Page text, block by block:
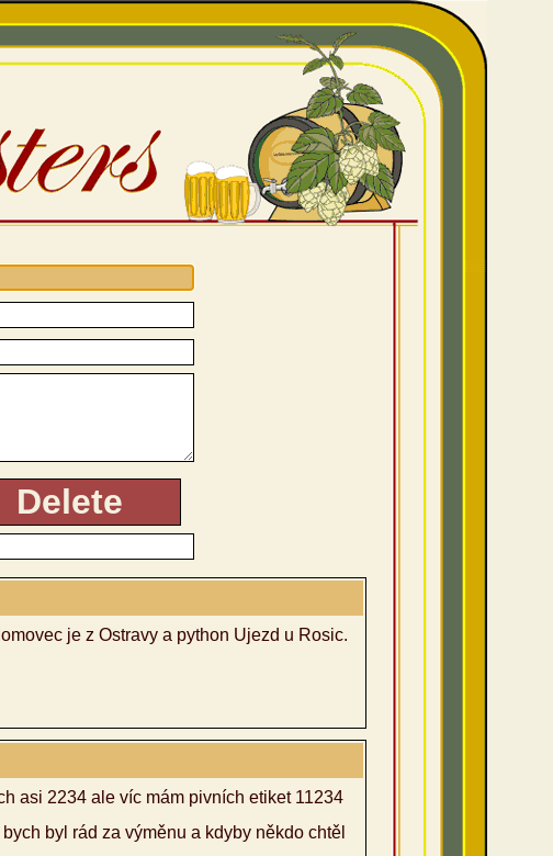
je z Ostravy a python Ujezd u Rosic.
asi 2234 ale víc mám pivních etiket 11234
byl rád za výměnu a kdyby někdo chtěl